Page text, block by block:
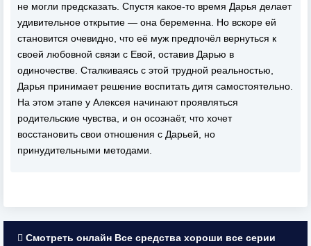
не могли предсказать. Спустя какое-то время Дарья делает
удивительное открытие — она беременна. Но вскоре ей
становится очевидно, что её муж предпочёл вернуться к
своей любовной связи с Евой, оставив Дарью в
одиночестве. Сталкиваясь с этой трудной реальностью,
Дарья принимает решение воспитать дитя самостоятельно.
На этом этапе у Алексея начинают проявляться
родительские чувства, и он осознаёт, что хочет
восстановить свои отношения с Дарьей, но
принудительными методами.
Смотреть онлайн Все средства хороши все серии